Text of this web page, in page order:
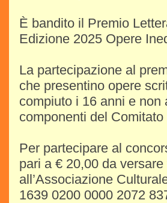
È bandito il Premio
Edizione 2025 Opere
La partecipazione al
che presentino opere
compiuto i 16 anni e
componenti del
Per partecipare al
pari a € 20,00 da
all’Associazione
1639 0200 0000 2072